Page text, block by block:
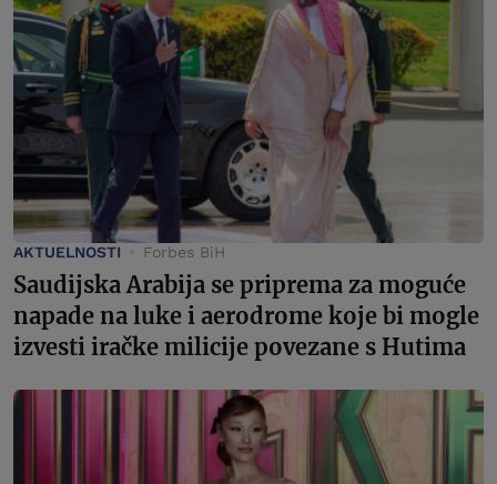
AKTUELNOSTI Forbes BiH
Saudijska Arabija se priprema za moguće
napade na luke i aerodrome koje bi mogle
izvesti iračke milicije povezane s Hutima